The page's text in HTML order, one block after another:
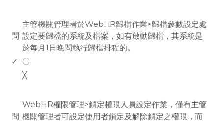
問
主管機關管理者於WebHR歸檔作業>歸檔參數設定處
設定要歸檔的系統及檔案，如有啟動歸檔，其系統是
於每月1日晚間執行歸檔排程的。
✓
〇
╳
問
WebHR權限管理>鎖定權限人員設定作業，僅有主管
機關管理者可設定使用者鎖定及解除鎖定之權限，而